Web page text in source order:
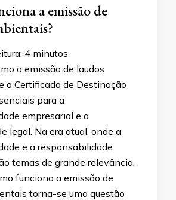
a emissão de
4 minutos
a emissão de laudos
o Certificado de Destinação
para a
empresarial e a
legal. Na era atual, onde a
e a responsabilidade
temas de grande relevância,
funciona a emissão de
torna-se uma questão